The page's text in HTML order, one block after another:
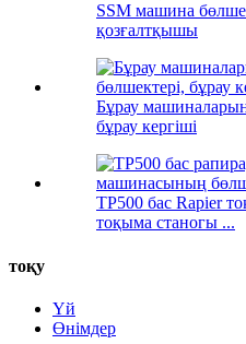
SSM машина
қозғалтқышы
Бұрау
бұрау кергіші
TP500 бас Rapier
тоқыма станогы ...
тоқу
Үй
Өнімдер